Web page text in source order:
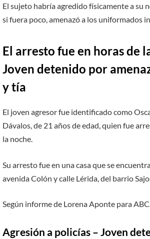
El sujeto habría agredido físicamente a su
si fuera poco, amenazó a los uniformados
El arresto fue en horas de
Joven detenido por
y tía
El joven agresor fue identificado como
Dávalos, de 21 años de edad, quien fue
la noche.
Su arresto fue en una casa que se
avenida Colón y calle Lérida, del barrio
Según informe de Lorena Aponte para
Agresión a policías – Joven